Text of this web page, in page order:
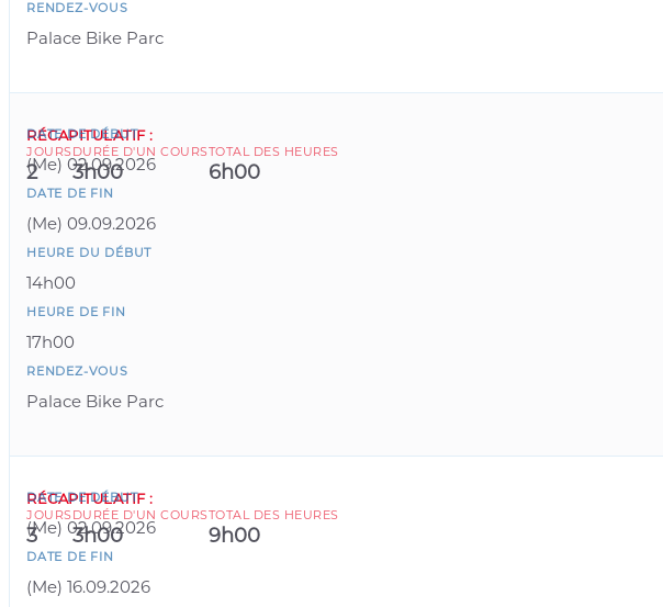
RENDEZ-VOUS
Palace Bike Parc
DATE DE DÉBUT
(Me) 02.09.2026
DATE DE FIN
(Me) 09.09.2026
HEURE DU DÉBUT
14h00
HEURE DE FIN
17h00
RENDEZ-VOUS
Palace Bike Parc
RÉCAPITULATIF :
JOURS
2
DURÉE D'UN COURS
3h00
TOTAL DES HEURES
6h00
DATE DE DÉBUT
(Me) 02.09.2026
DATE DE FIN
(Me) 16.09.2026
RÉCAPITULATIF :
JOURS
3
DURÉE D'UN COURS
3h00
TOTAL DES HEURES
9h00